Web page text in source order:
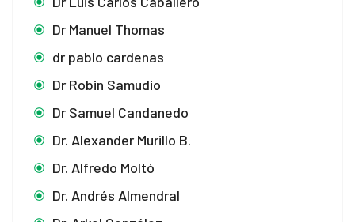
Dr Manuel Thomas
dr pablo cardenas
Dr Robin Samudio
Dr Samuel Candanedo
Dr. Alexander Murillo B.
Dr. Alfredo Moltó
Dr. Andrés Almendral